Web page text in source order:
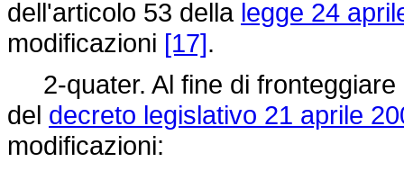
dell'articolo 53 della legge 24
modificazioni [17].
2-quater. Al fine di fronteggiare
del decreto legislativo 21 aprile
modificazioni: